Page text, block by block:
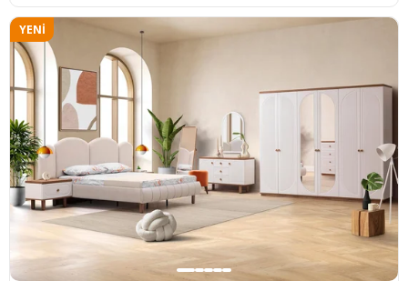
YENI
ÜRÜN